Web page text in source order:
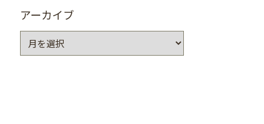
アーカイブ
ー